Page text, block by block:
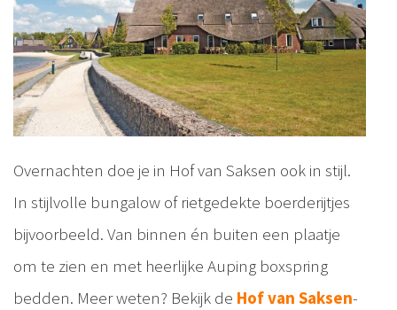
Overnachten doe je in Hof van Saksen ook in stijl.
In stijlvolle bungalow of rietgedekte boerderijtjes
bijvoorbeeld. Van binnen én buiten een plaatje
om te zien en met heerlijke Auping boxspring
bedden. Meer weten? Bekijk de Hof van Saksen-